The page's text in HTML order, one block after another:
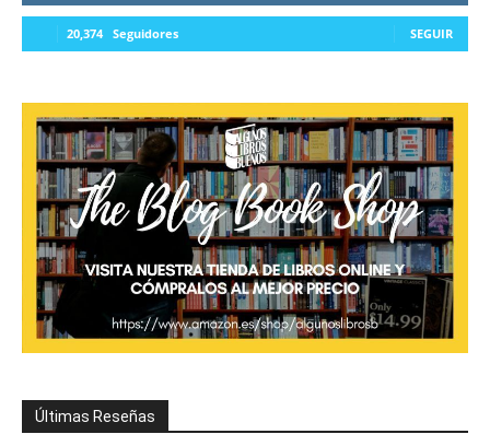
20,374 Seguidores SEGUIR
Últimas Reseñas